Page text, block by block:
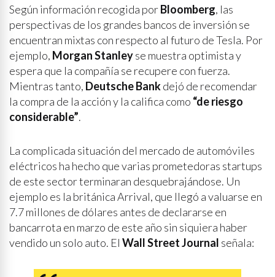
Según información recogida porBloomberg, las
perspectivas de los grandes bancos de inversión se
encuentran mixtas con respecto al futuro de Tesla. Por
ejemplo, Morgan Stanleyse muestra optimista y
espera que la compañía se recupere con fuerza.
Mientras tanto, Deutsche Bankdejó de recomendar
la compra de la acción y la califica como “de riesgo
considerable”.
La complicada situación del mercado de automóviles
eléctricos ha hecho que varias prometedoras startups
de este sector terminaran desquebrajándose. Un
ejemplo es la británica Arrival, que llegó a valuarse en
7.7 millones de dólares antes de declararse en
bancarrota en marzo de este año sin siquiera haber
vendido un solo auto. El Wall Street Journal señala: